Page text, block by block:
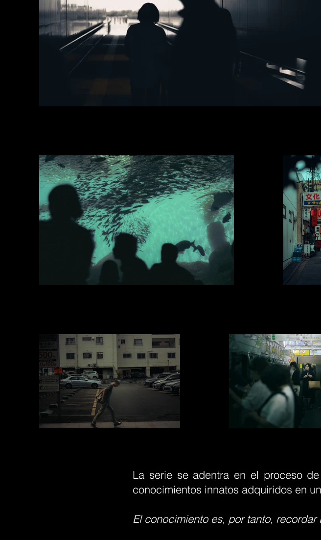
La serie se adentra en el proceso
conocimientos innatos adquiridos en
El conocimiento es, por tanto,